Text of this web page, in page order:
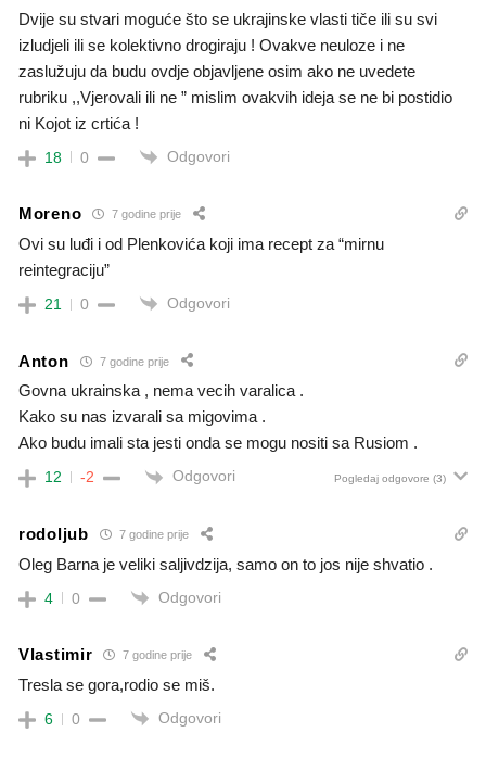
Dvije su stvari moguće što se ukrajinske vlasti tiče ili su svi
izludjeli ili se kolektivno drogiraju ! Ovakve neuloze i ne
zaslužuju da budu ovdje objavljene osim ako ne uvedete
rubriku ,,Vjerovali ili ne ” mislim ovakvih ideja se ne bi postidio
ni Kojot iz crtića !
18 0 Odgovori
Moreno 7 godine prije
Ovi su luđi i od Plenkovića koji ima recept za “mirnu
reintegraciju”
21 0 Odgovori
Anton 7 godine prije
Govna ukrainska , nema vecih varalica .
Kako su nas izvarali sa migovima .
Ako budu imali sta jesti onda se mogu nositi sa Rusiom .
12 -2 Odgovori Pogledaj odgovore (3)
rodoljub 7 godine prije
Oleg Barna je veliki saljivdzija, samo on to jos nije shvatio .
4 0 Odgovori
Vlastimir 7 godine prije
Tresla se gora,rodio se miš.
6 0 Odgovori